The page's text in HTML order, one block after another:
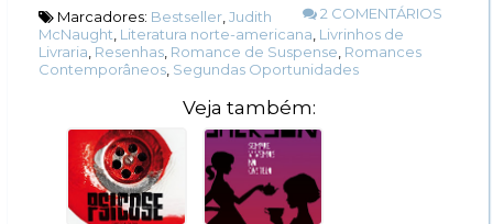
2 COMENTÁRIOS
Marcadores: Bestseller, Judith
McNaught Literatura norte-americana Livrinhos de
Livraria Resenhas, Romance de Suspense Romances
Contemporâneos, Segundas Oportunidades
Veja também: